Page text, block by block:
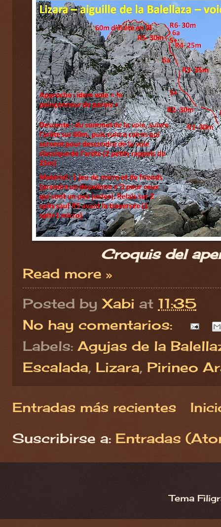
Croquis del
Read more »
Posted byXabi at 11:35
No hay comentarios:
Labels: Agujas de la
Escalada, Lizara, Pirineo
Entradas más recientes
Suscribirse a: Entradas
Tema